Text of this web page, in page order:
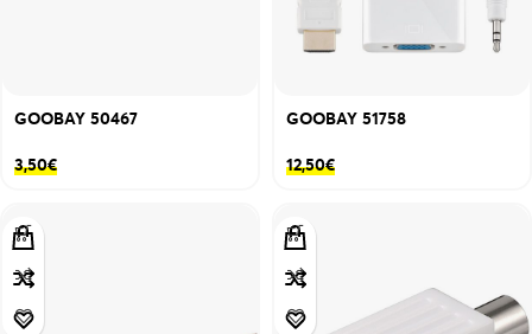
GOOBAY 50467
3,50€
GOOBAY 51758
12,50€